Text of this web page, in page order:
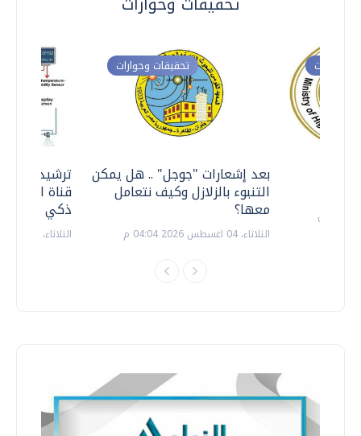
ترشيدا
قناة
ذكي
الثلاثاء، 14 يوليو 2026 06:11 م
تحقيقات وحوارات
بعد إشعارات "جوجل" .. هل يمكن
التنبوء بالزلازل وكيف نتعامل
معها؟
الثلاثاء، 04 اغسطس 2026 04:04 م
وحوارات